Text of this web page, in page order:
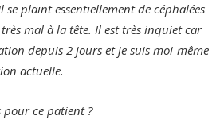
plaint essentiellement de céphalées
mal à la tête. Il est très inquiet car
depuis 2 jours et je suis moi-même
actuelle.
pour ce patient ?